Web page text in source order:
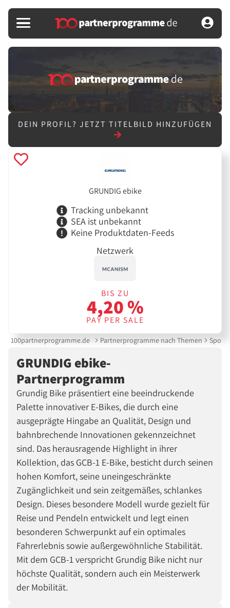
DEIN PROFIL? JETZT TITELBILD HINZUFÜGEN
GRUNDIG ebike
Tracking unbekannt
SEA ist unbekannt
Keine Produktdaten-Feeds
Netzwerk
BIS ZU
4,20 %
PAY PER SALE
100partnerprogramme.de Partnerprogramme nach Themen Sport
GRUNDIG ebike-
Partnerprogramm
Grundig Bike präsentiert eine beeindruckende
Palette innovativer E-Bikes, die durch eine
ausgeprägte Hingabe an Qualität, Design und
bahnbrechende Innovationen gekennzeichnet
sind. Das herausragende Highlight in ihrer
Kollektion, das GCB-1 E-Bike, besticht durch seinen
hohen Komfort, seine uneingeschränkte
Zugänglichkeit und sein zeitgemäßes, schlankes
Design. Dieses besondere Modell wurde gezielt für
Reise und Pendeln entwickelt und legt einen
besonderen Schwerpunkt auf ein optimales
Fahrerlebnis sowie außergewöhnliche Stabilität.
Mit dem GCB-1 verspricht Grundig Bike nicht nur
höchste Qualität, sondern auch ein Meisterwerk
der Mobilität.